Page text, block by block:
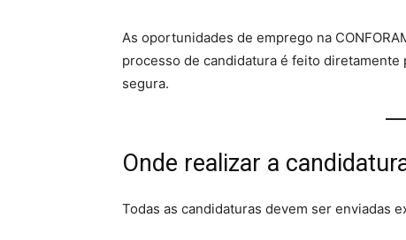
As oportunidades de emprego na
processo de candidatura é feito
segura.
Onde realizar a
Todas as candidaturas devem ser enviadas